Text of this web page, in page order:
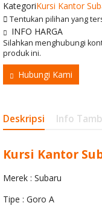
Recosier III
Kursi Kantor
Ichiko Queten
Meja Rapat
KategoriKursi Kantor
Tentukan pilihan yang
INFO HARGA
Silahkan menghubungi
produk ini.
Hubungi Kami
Deskripsi Info
Kursi Kantor
Merek : Subaru
Tipe : Goro A